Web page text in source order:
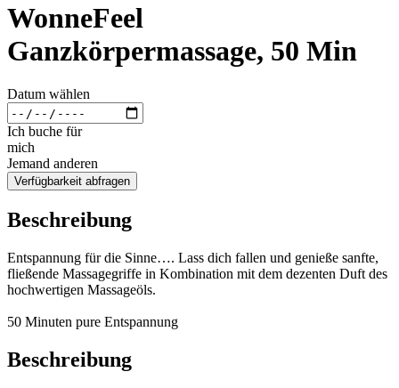
WonneFeel
Ganzkörpermassage, 50 Min
Datum wählen
Ich buche für
mich
Jemand anderen
Verfügbarkeit abfragen
Beschreibung
Entspannung für die Sinne…. Lass dich fallen und genieße sanfte,
fließende Massagegriffe in Kombination mit dem dezenten Duft des
hochwertigen Massageöls.
50 Minuten pure Entspannung
Beschreibung